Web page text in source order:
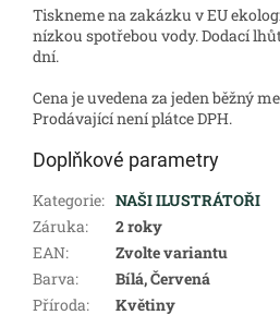
Tiskneme na zakázku v EU
nízkou spotřebou vody. Dodací
dní.
Cena je uvedena za jeden běžný
Prodávající není plátce DPH.
Doplňkové parametry
Kategorie: NAŠI ILUSTRÁTOŘI
Záruka:
2 roky
EAN:
Zvolte variantu
Barva:
Bílá, Červená
Příroda: Květiny